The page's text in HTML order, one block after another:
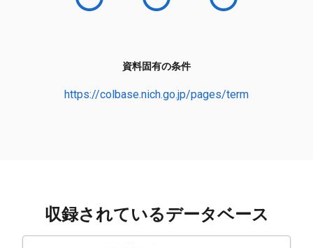
資料固有の条件
https://colbase.nich.go.jp/pages/term
収録されているデータベース